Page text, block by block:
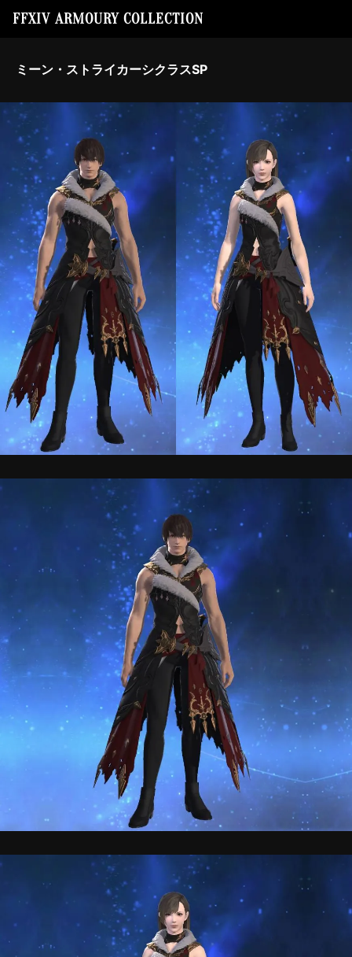
FFXIV ARMOURY COLLECTION
ミーン・ストライカーシクラスSP